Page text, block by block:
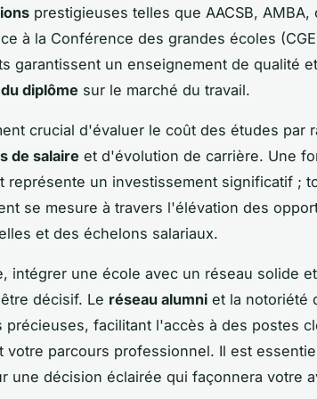
prestigieuses telles que AACSB, AMBA,
à la Conférence des grandes écoles
garantissent un enseignement de qualité
diplôme sur le marché du travail.
crucial d'évaluer le coût des études par
de salaire et d'évolution de carrière. Une
représente un investissement significatif ;
se mesure à travers l'élévation des
et des échelons salariaux.
intégrer une école avec un réseau solide
décisif. Le réseau alumni et la notoriété
précieuses, facilitant l'accès à des postes
votre parcours professionnel. Il est
une décision éclairée qui façonnera votre